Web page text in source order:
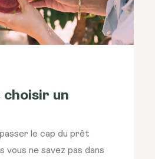
un
le cap du prêt
vous ne savez pas dans